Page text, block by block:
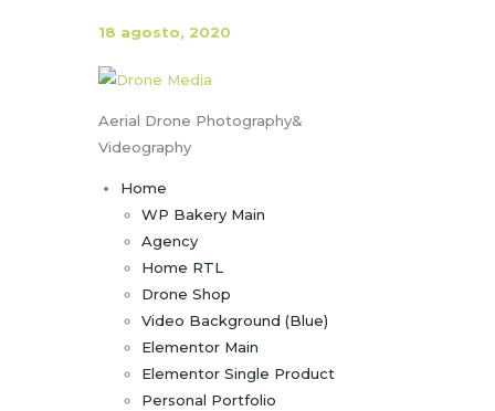
18 agosto, 2020
Aerial Drone Photography&
Videography
Home
WP Bakery Main
Agency
Home RTL
Drone Shop
Video Background (Blue)
Elementor Main
Elementor Single Product
Personal Portfolio